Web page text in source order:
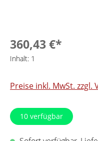
360,43 €*
Inhalt: 1
Preise inkl. MwSt. zzgl.
10 verfügbar